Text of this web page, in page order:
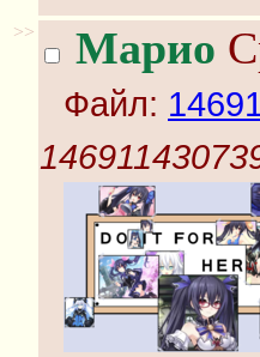
>> Марио
Файл: